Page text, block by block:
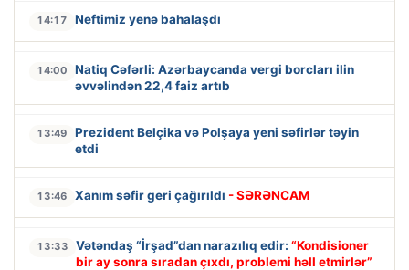
14:17 Neftimiz yenə bahalaşdı
14:00
Natiq Cəfərli: Azərbaycanda vergi borcları ilin
əvvəlindən 22,4 faiz artıb
13:49
Prezident Belçika və Polşaya yeni səfirlər təyin
etdi
13:46 Xanım səfir geri çağırıldı - SƏRƏNCAM
13:33 Vətəndaş “İrşad”dan narazılıq edir: “Kondisioner
bir ay sonra sıradan çıxdı, problemi həll etmirlər”